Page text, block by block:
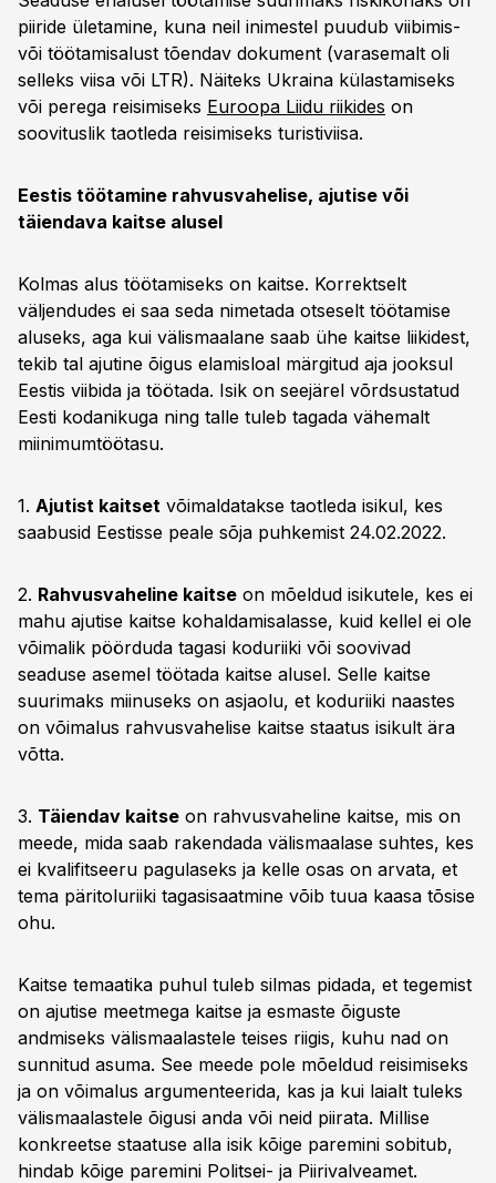
piiride ületamine, kuna neil inimestel puudub viibimis-
või töötamisalust tõendav dokument (varasemalt oli
selleks viisa või LTR). Näiteks Ukraina külastamiseks
või perega reisimiseks Euroopa Liidu riikides on
soovituslik taotleda reisimiseks turistiviisa.
Eestis töötamine rahvusvahelise, ajutise või
täiendava kaitse alusel
Kolmas alus töötamiseks on kaitse. Korrektselt
väljendudes ei saa seda nimetada otseselt töötamise
aluseks, aga kui välismaalane saab ühe kaitse liikidest,
tekib tal ajutine õigus elamisloal märgitud aja jooksul
Eestis viibida ja töötada. Isik on seejärel võrdsustatud
Eesti kodanikuga ning talle tuleb tagada vähemalt
miinimumtöötasu.
1. Ajutist kaitset võimaldatakse taotleda isikul, kes
saabusid Eestisse peale sõja puhkemist 24.02.2022.
2. Rahvusvaheline kaitse on mõeldud isikutele, kes ei
mahu ajutise kaitse kohaldamisalasse, kuid kellel ei ole
võimalik pöörduda tagasi koduriiki või soovivad
seaduse asemel töötada kaitse alusel. Selle kaitse
suurimaks miinuseks on asjaolu, et koduriiki naastes
on võimalus rahvusvahelise kaitse staatus isikult ära
võtta.
3. Täiendav kaitse on rahvusvaheline kaitse, mis on
meede, mida saab rakendada välismaalase suhtes, kes
ei kvalifitseeru pagulaseks ja kelle osas on arvata, et
tema päritoluriiki tagasisaatmine võib tuua kaasa tõsise
ohu.
Kaitse temaatika puhul tuleb silmas pidada, et tegemist
on ajutise meetmega kaitse ja esmaste õiguste
andmiseks välismaalastele teises riigis, kuhu nad on
sunnitud asuma. See meede pole mõeldud reisimiseks
ja on võimalus argumenteerida, kas ja kui laialt tuleks
välismaalastele õigusi anda või neid piirata. Millise
konkreetse staatuse alla isik kõige paremini sobitub,
hindab kõige paremini Politsei- ja Piirivalveamet.